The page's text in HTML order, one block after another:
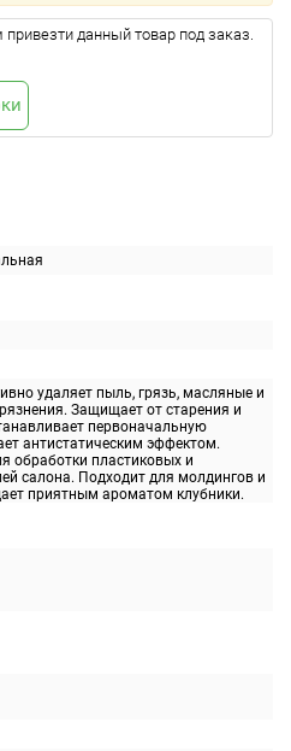
удаляет пыль, грязь, масляные и
Защищает от старения и
первоначальную
антистатическим эффектом.
обработки пластиковых и
салона. Подходит для молдингов и
приятным ароматом клубники.
данный товар под заказ.